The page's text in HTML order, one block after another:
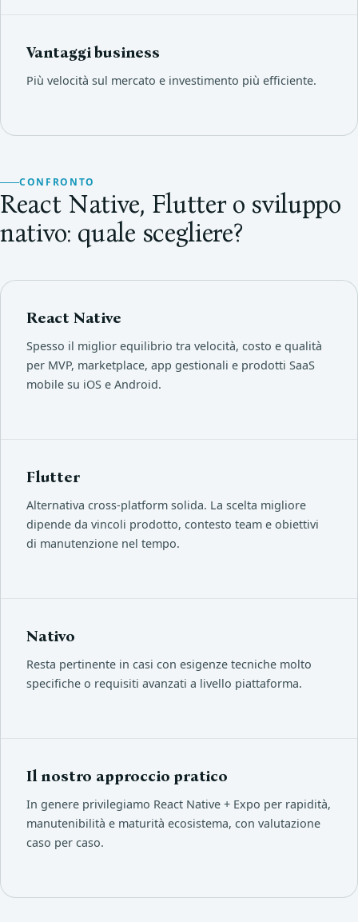
Vantaggi business
Più velocità sul mercato e investimento più efficiente.
CONFRONTO
React Native, Flutter o sviluppo
nativo: quale scegliere?
React Native
Spesso il miglior equilibrio tra velocità, costo e qualità
per MVP, marketplace, app gestionali e prodotti SaaS
mobile su iOS e Android.
Flutter
Alternativa cross-platform solida. La scelta migliore
dipende da vincoli prodotto, contesto team e obiettivi
di manutenzione nel tempo.
Nativo
Resta pertinente in casi con esigenze tecniche molto
specifiche o requisiti avanzati a livello piattaforma.
Il nostro approccio pratico
In genere privilegiamo React Native + Expo per rapidità,
manutenibilità e maturità ecosistema, con valutazione
caso per caso.